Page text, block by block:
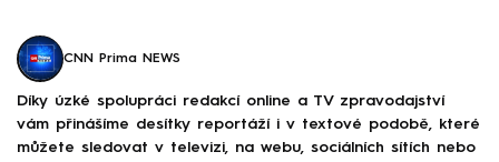
CNN Prima NEWS
Díky úzké spolupráci redakcí online a TV zpravodajství
vám přinášíme desítky reportáží i v textové podobě, které
můžete sledovat v televizi, na webu, sociálních sítích nebo